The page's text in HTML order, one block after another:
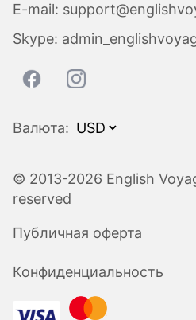
E-mail:
Skype:
Валюта:
© 2013-2026 English
reserved
Публичная оферта
Конфиденциальность